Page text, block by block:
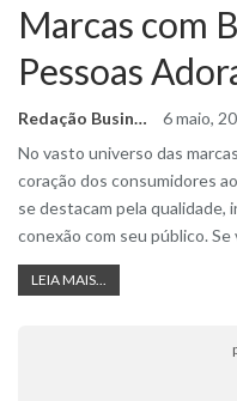
Marcas com
Pessoas
Redação Business Ideas
6 maio,
No vasto universo das
coração dos consumidores
se destacam pela qualidade,
conexão com seu público.
LEIA MAIS...